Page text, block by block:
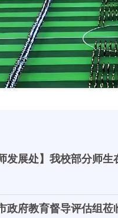
发展处】我校部分师
政府教育督导评估组莅